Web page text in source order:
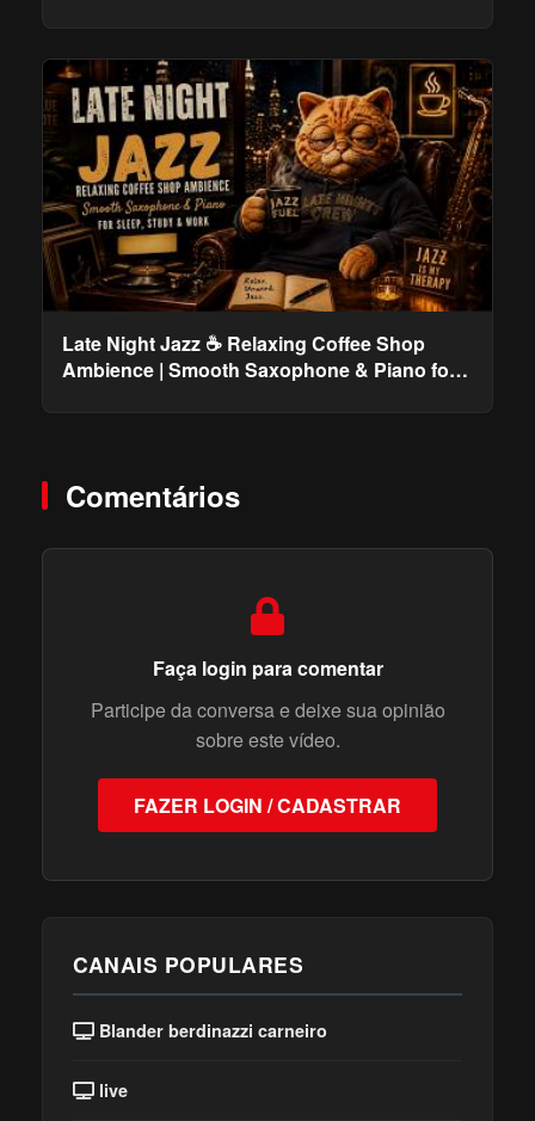
Late Night Jazz ☕ Relaxing Coffee Shop
Ambience | Smooth Saxophone & Piano for
Comentários
Faça login para comentar
Participe da conversa e deixe sua opinião
sobre este vídeo.
FAZER LOGIN / CADASTRAR
CANAIS POPULARES
Blander berdinazzi carneiro
live